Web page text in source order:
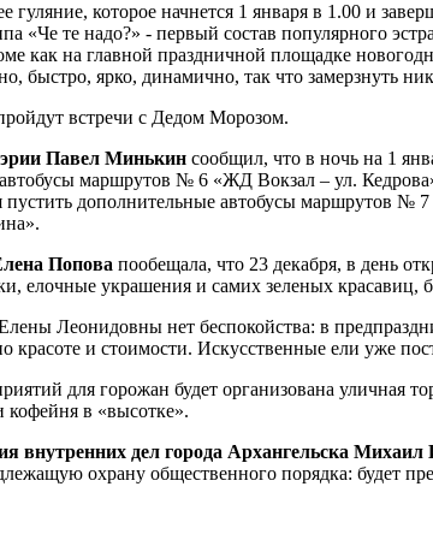
которое начнется 1 января в 1.00 и
«Че те надо?» - первый состав популярного
на главной праздничной площадке
быстро, ярко, динамично, так что замерзнуть
встречи с Дедом Морозом.
Павел Минькин сообщил, что в ночь на 1
маршрутов № 6 «ЖД Вокзал – ул.
пустить дополнительные автобусы
Попова пообещала, что 23 декабря, в день
елочные украшения и самих зеленых красавиц,
Леонидовны нет беспокойства: в
красоте и стоимости. Искусственные ели уже
для горожан будет организована уличная
в «высотке».
внутренних дел города Архангельска Михаил
охрану общественного порядка: будет